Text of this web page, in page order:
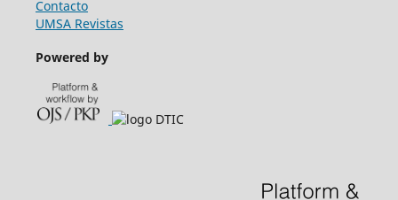
Contacto
UMSA Revistas
Powered by